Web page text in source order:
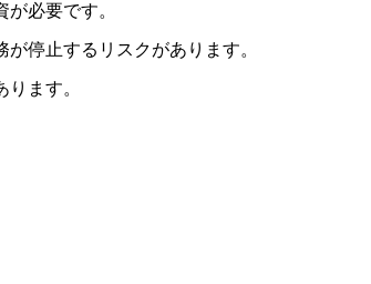
必要です。
停止するリスクがあります。
ます。